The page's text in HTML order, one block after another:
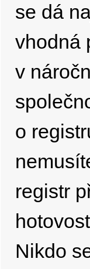
se dá
vhodná
v
o
registr
Nikdo